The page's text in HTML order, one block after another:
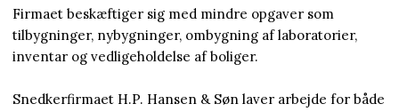
Firmaet beskæftiger sig med mindre opgaver som
tilbygninger, nybygninger, ombygning af laboratorier,
inventar og vedligeholdelse af boliger.
Snedkerfirmaet H.P. Hansen & Søn laver arbejde for både